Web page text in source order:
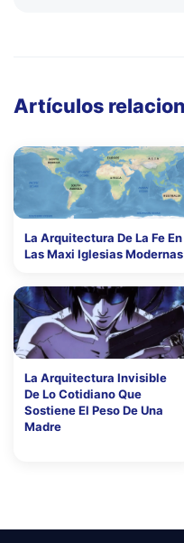
Artículos
La Arquitectura De La Fe En
Las Maxi Iglesias Modernas
La Arquitectura Invisible
De Lo Cotidiano Que
Sostiene El Peso De Una
Madre